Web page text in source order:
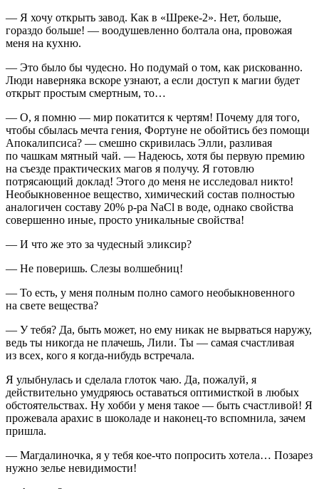
— Я хочу открыть завод. Как в «Шреке-2». Нет, больше,
гораздо больше! — воодушевленно болтала она, провожая
меня на кухню.
— Это было бы чудесно. Но подумай о том, как рискованно.
Люди наверняка вскоре узнают, а если доступ к магии будет
открыт простым смертным, то…
— О, я помню — мир покатится к чертям! Почему для того,
чтобы сбылась мечта гения, Фортуне не обойтись без помощи
Апокалипсиса? — смешно скривилась Элли, разливая
по чашкам мятный чай. — Надеюсь, хотя бы первую премию
на съезде практических магов я получу. Я готовлю
потрясающий доклад! Этого до меня не исследовал никто!
Необыкновенное вещество, химический состав полностью
аналогичен составу 20% р-ра NaCl в воде, однако свойства
совершенно иные, просто уникальные свойства!
— И что же это за чудесный эликсир?
— Не поверишь. Слезы волшебниц!
— То есть, у меня полным полно самого необыкновенного
на свете вещества?
— У тебя? Да, быть может, но ему никак не вырваться наружу,
ведь ты никогда не плачешь, Лили. Ты — самая счастливая
из всех, кого я когда-нибудь встречала.
Я улыбнулась и сделала глоток чаю. Да, пожалуй, я
действительно умудряюсь оставаться оптимисткой в любых
обстоятельствах. Ну хобби у меня такое — быть счастливой! Я
прожевала арахис в шоколаде и наконец-то вспомнила, зачем
пришла.
— Магдалиночка, я у тебя кое-что попросить хотела… Позарез
нужно зелье невидимости!